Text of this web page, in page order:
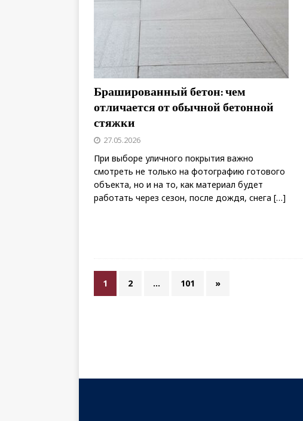
Брашированный бетон: чем
отличается от обычной бетонной
стяжки
27.05.2026
При выборе уличного покрытия важно
смотреть не только на фотографию готового
объекта, но и на то, как материал будет
работать через сезон, после дождя, снега […]
1 2 … 101 »